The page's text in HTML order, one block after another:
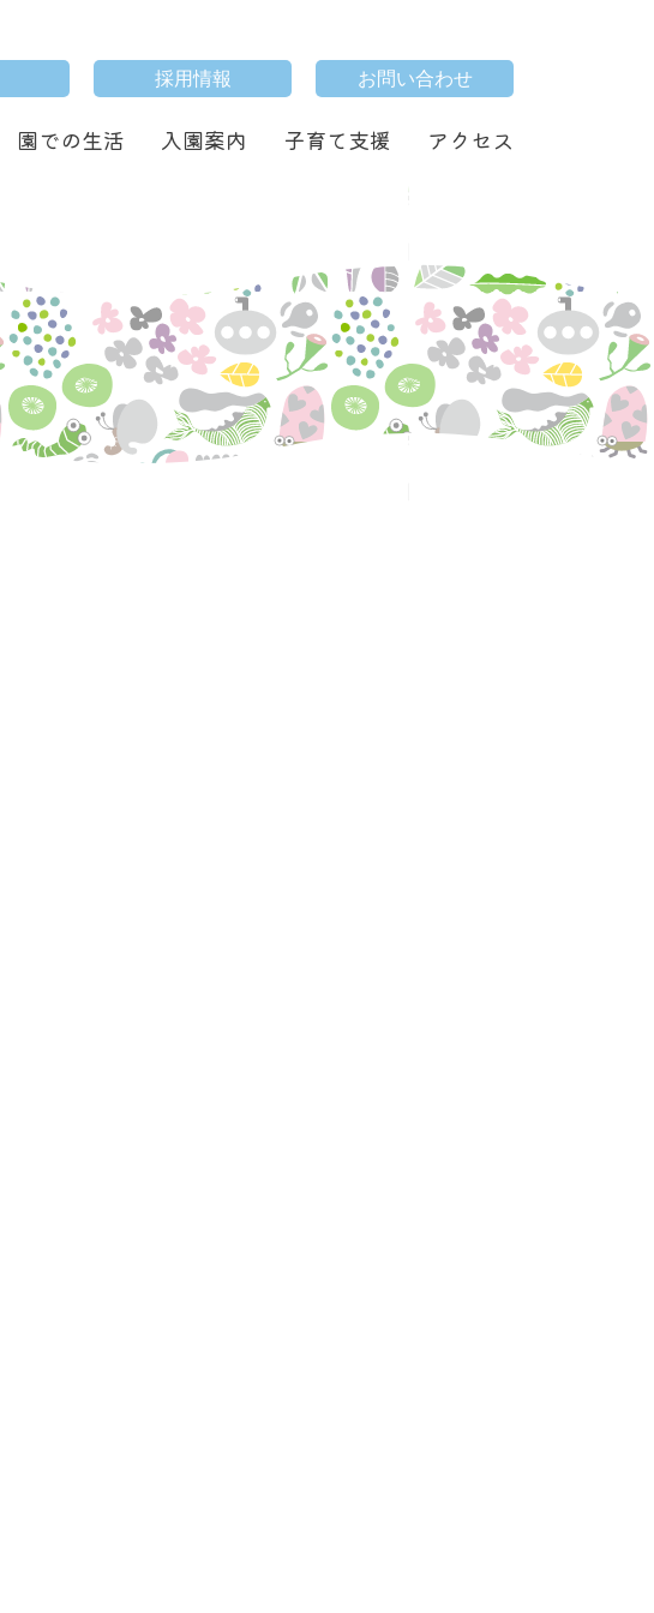
採用情報 お問い合わせ
園での生活 入園案内 子育て支援 アクセス